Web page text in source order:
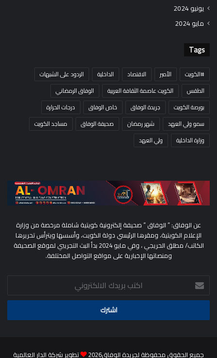
يونيو 2024
مايو 2024
Tags
#الكويت الأمير الاقتصاد الداخلية
الردود على الشبهات
الطقس
الكويت عاصمة الثقافة العربية
الوفاق الرمضاني
بورصة الكويت
جريدة الوفاق خاص الوفاق
درجات الحرارة
سمو ولي العهد
شهر رمضان صحيفة الوفاق
مساجد الكويت
وزارة الداخلية
ولي العهد
عن الوفاق: ” الوفاق ” صحيفة إلكترونية كويتية شاملة مرخصة من وزارة
الإعلام الكويتية، ومقرها الرئيسي دولة الكويت، وأسسها ويترأس تحريرها
الكاتب/ مطلق الحريجي ، وفي مايو 2024 بدأ البث التجريبي لموقع الصحيفة
ومنصاتها الإخبارية على مواقع التواصل المختلفة.
اكتب
بريدك
الالكتروني
جميع الحقوق محفوظة لجريدة الوفاق2026 تطوير شركة الدار العالمية